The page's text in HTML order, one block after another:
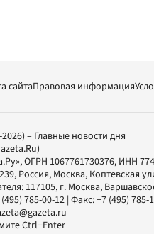
сайтаПравовая информация
– Главные новости дня
, ОГРН 1067761730376, ИНН
Россия, Москва, Коптевская
117105, г. Москва,
785-00-12| Факс:+7 (495) 785-
Ctrl+Enter